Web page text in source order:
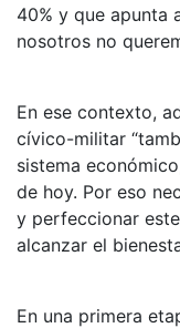
40% y que apunta
nosotros no
En ese contexto,
cívico-militar
sistema
de hoy. Por eso
y perfeccionar
alcanzar el
En una primera